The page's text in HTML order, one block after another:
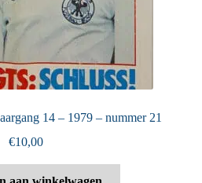
14 – 1979 – nummer 21
€10,00